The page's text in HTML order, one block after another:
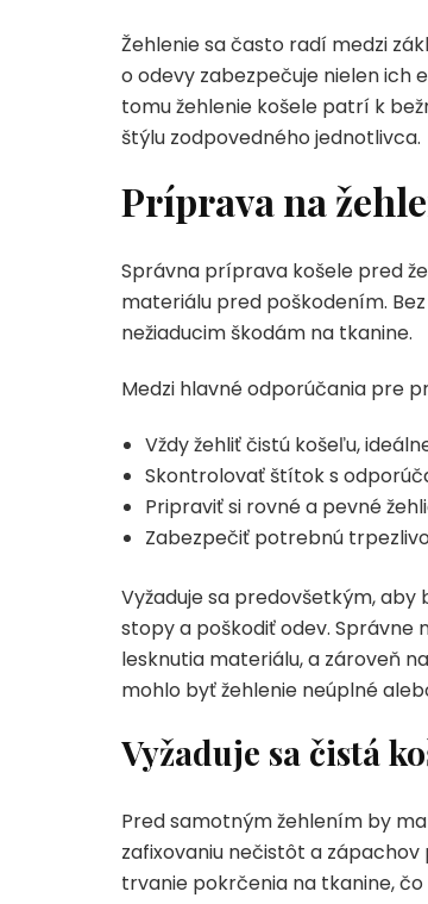
Žehlenie sa často radí medzi
o odevy zabezpečuje nielen ich
tomu žehlenie košele patrí k
štýlu zodpovedného jednotlivca.
Príprava na
Správna príprava košele pred
materiálu pred poškodením.
nežiaducim škodám na tkanine.
Medzi hlavné odporúčania pre
Vždy žehliť čistú košeľu,
Skontrolovať štítok s
Pripraviť si rovné a pevné
Zabezpečiť potrebnú
Vyžaduje sa predovšetkým,
stopy a poškodiť odev. Správne
lesknutia materiálu, a zároveň
mohlo byť žehlenie neúplné
Vyžaduje sa čistá
Pred samotným žehlením by
zafixovaniu nečistôt a
trvanie pokrčenia na tkanine,